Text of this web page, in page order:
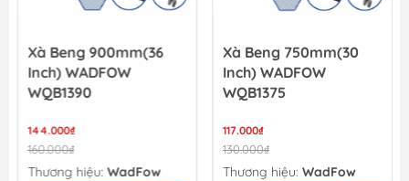
Xà Beng 900mm(36
Inch) WADFOW
WQB1390
144.000₫
160.000₫
Thương hiệu: WadFow
Xà Beng 750mm(30
Inch) WADFOW
WQB1375
117.000₫
130.000₫
Thương hiệu: WadFow